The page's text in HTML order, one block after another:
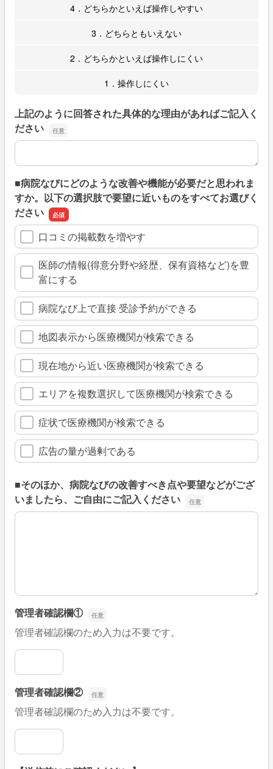
4．どちらかといえば操作しやすい
3．どちらともいえない
2．どちらかといえば操作しにくい
1．操作しにくい
上記のように回答された具体的な理由があればご記入く
ださい
上記のように回答された具体的な理由があればご記入くだ
■病院なびにどのような改善や機能が必要だと思われま
すか。以下の選択肢で要望に近いものをすべてお選びく
ださい
口コミの掲載数を増やす
医師の情報(得意分野や経歴、保有資格など)を豊
富にする
病院なび上で直接 受診予約ができる
地図表示から医療機関が検索できる
現在地から近い医療機関が検索できる
エリアを複数選択して医療機関が検索できる
症状で医療機関が検索できる
広告の量が過剰である
■そのほか、病院なびの改善すべき点や要望などがござ
いましたら、ご自由にご記入ください
■そのほか、病院なびの改善すべき点や要望などがござい
管理者確認欄①
管理者確認欄のため入力は不要です。
管理者確認欄①
管理者確認欄②
管理者確認欄のため入力は不要です。
管理者確認欄②